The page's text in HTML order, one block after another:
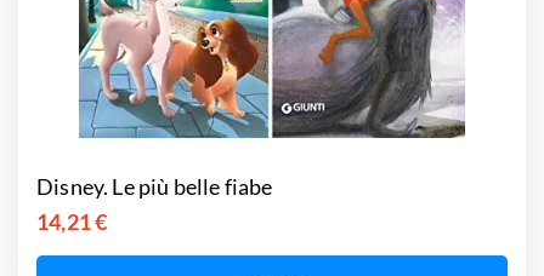
Disney. Le più belle fiabe
14,21 €